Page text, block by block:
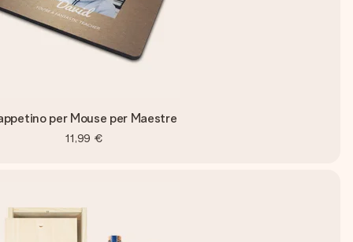
per Mouse per Maestre
11,99 €